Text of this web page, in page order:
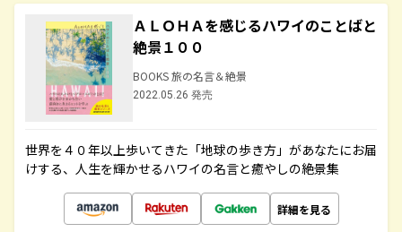
ＡＬＯＨＡを感じるハワイのことばと
絶景１００
BOOKS 旅の名言＆絶景
2022.05.26 発売
世界を４０年以上歩いてきた「地球の歩き方」があなたにお届
けする、人生を輝かせるハワイの名言と癒やしの絶景集
詳細を見る